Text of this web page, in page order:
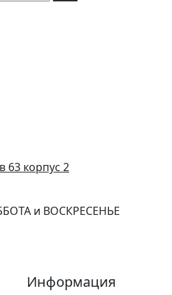
63 корпус 2
и ВОСКРЕСЕНЬЕ
Информация